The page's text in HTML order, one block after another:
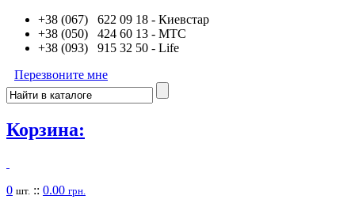
+38 (067) 622 09 18 - Киевстар
+38 (050) 424 60 13 - MTC
+38 (093) 915 32 50 - Life
Перезвоните мне
Корзина:
0 шт. :: 0.00 грн.